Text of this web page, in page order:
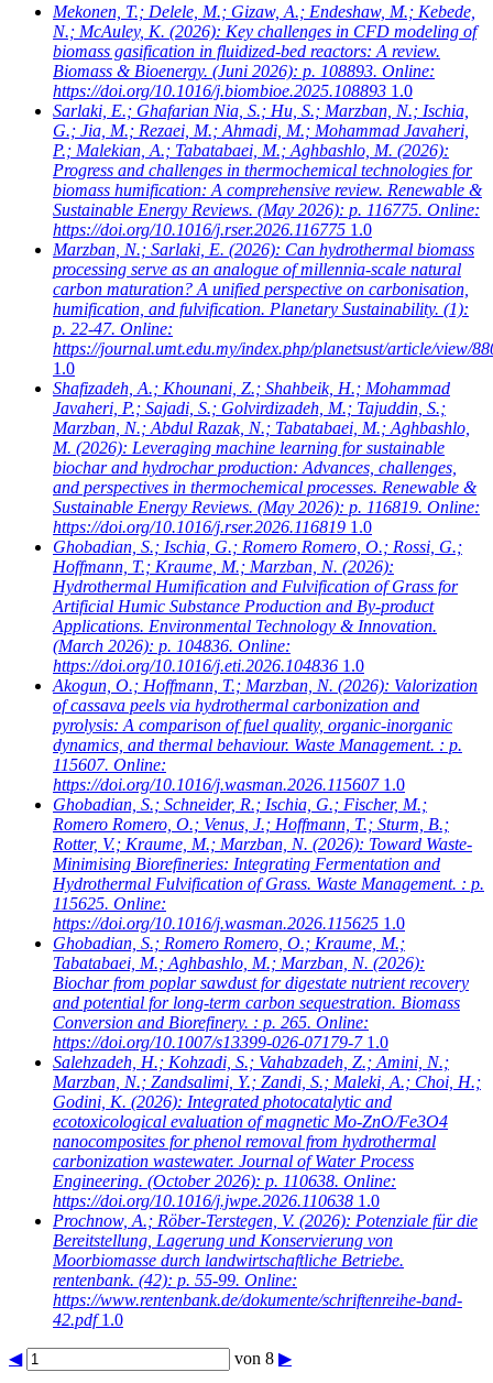
Mekonen, T.; Delele, M.; Gizaw, A.; Endeshaw, M.; Kebede,
N.; McAuley, K. (2026): Key challenges in CFD modeling of
biomass gasification in fluidized-bed reactors: A review.
Biomass & Bioenergy. (Juni 2026): p. 108893. Online:
https://doi.org/10.1016/j.biombioe.2025.108893 1.0
Sarlaki, E.; Ghafarian Nia, S.; Hu, S.; Marzban, N.; Ischia,
G.; Jia, M.; Rezaei, M.; Ahmadi, M.; Mohammad Javaheri,
P.; Malekian, A.; Tabatabaei, M.; Aghbashlo, M. (2026):
Progress and challenges in thermochemical technologies for
biomass humification: A comprehensive review. Renewable &
Sustainable Energy Reviews. (May 2026): p. 116775. Online:
https://doi.org/10.1016/j.rser.2026.116775 1.0
Marzban, N.; Sarlaki, E. (2026): Can hydrothermal biomass
processing serve as an analogue of millennia-scale natural
carbon maturation? A unified perspective on carbonisation,
humification, and fulvification. Planetary Sustainability. (1):
p. 22-47. Online:
https://journal.umt.edu.my/index.php/planetsust/article/view/
1.0
Shafizadeh, A.; Khounani, Z.; Shahbeik, H.; Mohammad
Javaheri, P.; Sajadi, S.; Golvirdizadeh, M.; Tajuddin, S.;
Marzban, N.; Abdul Razak, N.; Tabatabaei, M.; Aghbashlo,
M. (2026): Leveraging machine learning for sustainable
biochar and hydrochar production: Advances, challenges,
and perspectives in thermochemical processes. Renewable &
Sustainable Energy Reviews. (May 2026): p. 116819. Online:
https://doi.org/10.1016/j.rser.2026.116819 1.0
Ghobadian, S.; Ischia, G.; Romero Romero, O.; Rossi, G.;
Hoffmann, T.; Kraume, M.; Marzban, N. (2026):
Hydrothermal Humification and Fulvification of Grass for
Artificial Humic Substance Production and By-product
Applications. Environmental Technology & Innovation.
(March 2026): p. 104836. Online:
https://doi.org/10.1016/j.eti.2026.104836 1.0
Akogun, O.; Hoffmann, T.; Marzban, N. (2026): Valorization
of cassava peels via hydrothermal carbonization and
pyrolysis: A comparison of fuel quality, organic-inorganic
dynamics, and thermal behaviour. Waste Management. : p.
115607. Online:
https://doi.org/10.1016/j.wasman.2026.115607 1.0
Ghobadian, S.; Schneider, R.; Ischia, G.; Fischer, M.;
Romero Romero, O.; Venus, J.; Hoffmann, T.; Sturm, B.;
Rotter, V.; Kraume, M.; Marzban, N. (2026): Toward Waste-
Minimising Biorefineries: Integrating Fermentation and
Hydrothermal Fulvification of Grass. Waste Management. : p.
115625. Online:
https://doi.org/10.1016/j.wasman.2026.115625 1.0
Ghobadian, S.; Romero Romero, O.; Kraume, M.;
Tabatabaei, M.; Aghbashlo, M.; Marzban, N. (2026):
Biochar from poplar sawdust for digestate nutrient recovery
and potential for long-term carbon sequestration. Biomass
Conversion and Biorefinery. : p. 265. Online:
https://doi.org/10.1007/s13399-026-07179-7 1.0
Salehzadeh, H.; Kohzadi, S.; Vahabzadeh, Z.; Amini, N.;
Marzban, N.; Zandsalimi, Y.; Zandi, S.; Maleki, A.; Choi, H.;
Godini, K. (2026): Integrated photocatalytic and
ecotoxicological evaluation of magnetic Mo-ZnO/Fe3O4
nanocomposites for phenol removal from hydrothermal
carbonization wastewater. Journal of Water Process
Engineering. (October 2026): p. 110638. Online:
https://doi.org/10.1016/j.jwpe.2026.110638 1.0
Prochnow, A.; Röber-Terstegen, V. (2026): Potenziale für die
Bereitstellung, Lagerung und Konservierung von
Moorbiomasse durch landwirtschaftliche Betriebe.
rentenbank. (42): p. 55-99. Online:
https://www.rentenbank.de/dokumente/schriftenreihe-band-
42.pdf 1.0
◀ von 8 ▶